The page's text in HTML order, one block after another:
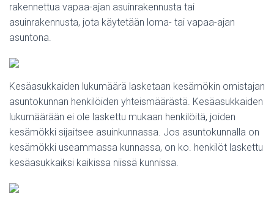
rakennettua vapaa-ajan asuinrakennusta tai
asuinrakennusta, jota käytetään loma- tai vapaa-ajan
asuntona.
Kesäasukkaiden lukumäärä lasketaan kesämökin omistajan
asuntokunnan henkilöiden yhteismäärästä. Kesäasukkaiden
lukumäärään ei ole laskettu mukaan henkilöitä, joiden
kesämökki sijaitsee asuinkunnassa. Jos asuntokunnalla on
kesämökki useammassa kunnassa, on ko. henkilöt laskettu
kesäasukkaiksi kaikissa niissä kunnissa.